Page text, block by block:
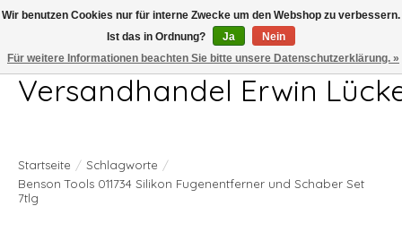
Telefon 04407 715872 MO-DO 7.00-17.00Uhr FR 7.00-13.00Uhr
Versandhandel Erwin
Startseite / Schlagworte /
Benson Tools 011734 Silikon Fugenentferner und Schaber Set
7tlg
Wir benutzen Cookies nur für interne Zwecke um den Webshop zu verbessern.
Ist das in Ordnung?
Ja
Nein
Für weitere Informationen beachten Sie bitte unsere Datenschutzerklärung. »